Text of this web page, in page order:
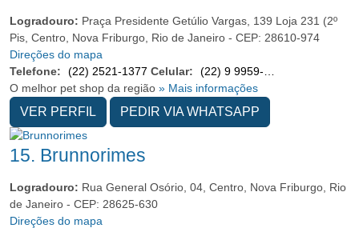
Logradouro: Praça Presidente Getúlio Vargas, 139 Loja 231 (2º
Pis, Centro, Nova Friburgo, Rio de Janeiro - CEP: 28610-974
Direções do mapa
Telefone:
(22) 2521-1377 Celular:
O melhor pet shop da região » Mais informações
VER PERFIL PEDIR VIA WHATSAPP
15. Brunnorimes
Logradouro: Rua General Osório, 04, Centro, Nova Friburgo, Rio
de Janeiro - CEP: 28625-630
Direções do mapa